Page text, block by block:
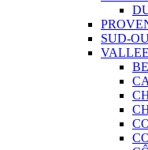
SUD-